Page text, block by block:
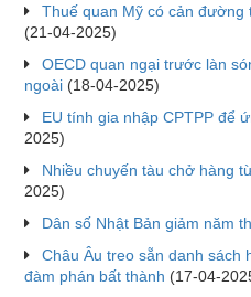
Thuế quan Mỹ có cản đường
(21-04-2025)
OECD quan ngại trước làn
ngoài (18-04-2025)
EU tính gia nhập CPTPP để
2025)
Nhiều chuyến tàu chở hàng
2025)
Dân số Nhật Bản giảm năm
Châu Âu treo sẵn danh sách
đàm phán bất thành (17-04-